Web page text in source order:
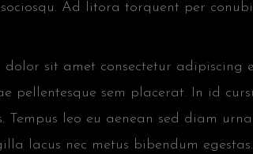
Ad litora torquent per
dolor sit amet consectetur adipiscing
pellentesque sem placerat. In id
Tempus leo eu aenean sed diam
lacus nec metus bibendum